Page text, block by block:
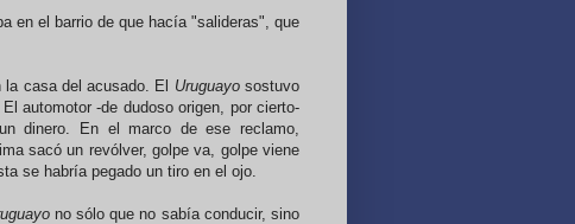
en el barrio de que hacía "salideras", que
la casa del acusado. El Uruguayosostuvo
automotor -de dudoso origen, por cierto-
dinero. En el marco de ese reclamo,
sacó un revólver, golpe va, golpe viene
se habría pegado un tiro en el ojo.
no sólo que no sabía conducir, sino